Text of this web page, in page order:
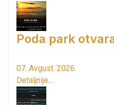
Poda park
07. Avgust. 2026.
Detaljnije...